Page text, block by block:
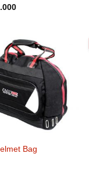
Bag